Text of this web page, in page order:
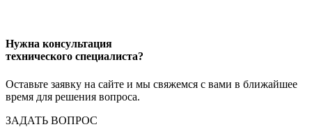
Нужна консультация
технического специалиста?
Оставьте заявку на сайте и мы свяжемся с вами в ближайшее
время для решения вопроса.
ЗАДАТЬ ВОПРОС